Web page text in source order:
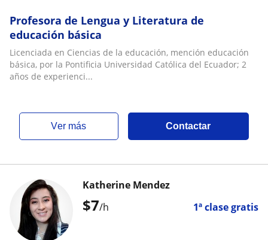
Profesora de Lengua y Literatura de
educación básica
Licenciada en Ciencias de la educación, mención educación
básica, por la Pontificia Universidad Católica del Ecuador; 2
años de experienci...
ver más Contactar
$7/h 1ª clase gratis
Katherine Mendez